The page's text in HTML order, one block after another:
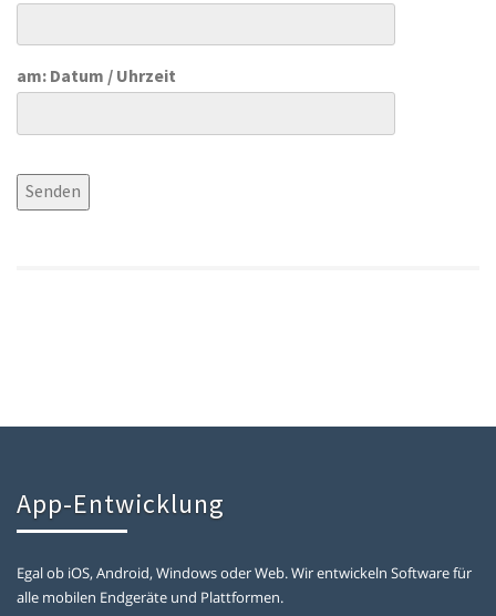
am: Datum / Uhrzeit
App-Entwicklung
Egal ob iOS, Android, Windows oder Web. Wir entwickeln Software für
alle mobilen Endgeräte und Plattformen.